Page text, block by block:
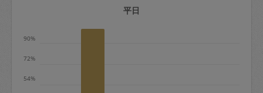
期は月2回まで隔週定期は月1回までキャ
平日
54%
72%
90%